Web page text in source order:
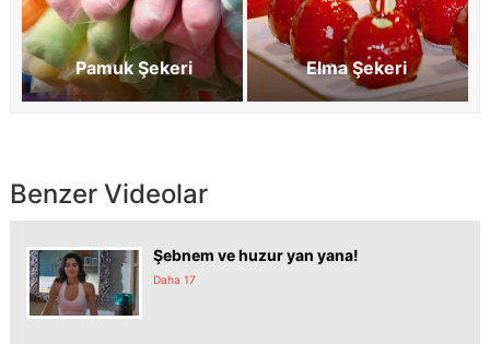
Pamuk Şekeri Elma Şekeri
Benzer Videolar
Şebnem ve huzur yan yana!
Daha 17